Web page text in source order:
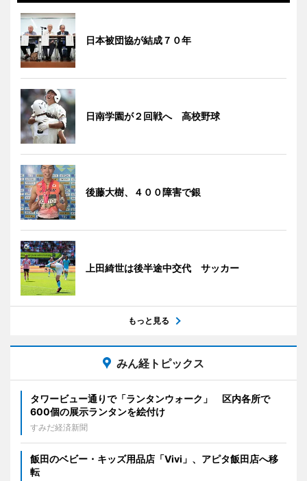
日本被団協が結成７０年
日南学園が２回戦へ 高校野球
後藤大樹、４００障害で銀
上田綺世は後半途中交代 サッカー
もっと見る
みん経トピックス
タワービュー通りで「ランタンウォーク」 区内各所で
600個の展示ランタンを絵付け
すみだ経済新聞
飯田のベビー・キッズ用品店「Vivi」、アピタ飯田店へ移
転